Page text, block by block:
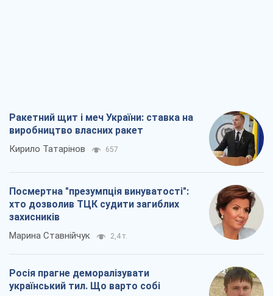
Ракетний щит і меч України: ставка на
виробництво власних ракет
Кирило Татарінов 657
Посмертна "презумпція винуватості":
хто дозволив ТЦК судити загиблих
захисників
Марина Ставнійчук 2,4 т.
Росія прагне деморалізувати
український тил. Що варто собі